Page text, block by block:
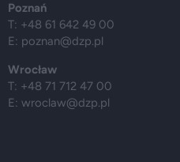
Poznań
T: +48 61 642 49 00
E: poznan@dzp.pl
Wrocław
T: +48 71 712 47 00
E: wroclaw@dzp.pl